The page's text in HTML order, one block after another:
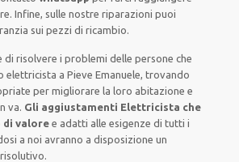
.Infine, sulle nostre riparazioni puoi
sui pezzi di ricambio.
di risolvere i problemi delle persone che
elettricista a Pieve Emanuele, trovando
per migliorare la loro abitazione e
va. Gli aggiustamenti Elettricista che
di valore e adatti alle esigenze di tutti i
a noi avranno a disposizione un
.